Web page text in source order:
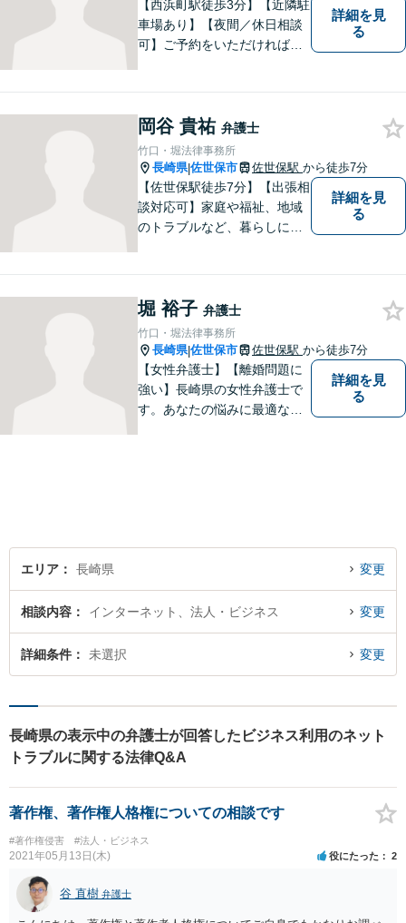
【西浜町駅徒歩3分】【近隣駐
車場あり】【夜間／休日相談
可】ご予約をいただければ、
にご相談ください。
詳細を見
る
岡谷 貴祐 弁護士
竹口・堀法律事務所
長崎県|佐世保市 佐世保駅 から徒歩7分
【佐世保駅徒歩7分】【出張相
談対応可】家庭や福祉、地域
のトラブルなど、暮らしに根
寧にお話を伺うことを大切に
しています。
詳細を見
る
堀 裕子 弁護士
竹口・堀法律事務所
長崎県|佐世保市 佐世保駅 から徒歩7分
【女性弁護士】【離婚問題に
強い】長崎県の女性弁護士で
す。あなたの悩みに最適なリ
詳細を見
る
エリア 長崎県 変更
相談内容 インターネット、法人・ビジネス 変更
詳細条件 未選択 変更
長崎県の表示中の弁護士が回答したビジネス利用のネット
トラブルに関する法律Q&A
著作権、著作権人格権についての相談です
#著作権侵害 #法人・ビジネス
2021年05月13日(木) 役にたった 2
谷 直樹 弁護士